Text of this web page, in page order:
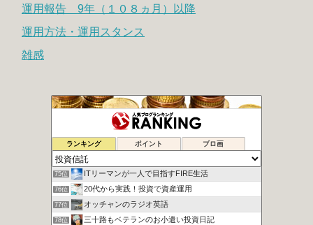
運用報告 9年（１０８ヵ月）以降
運用方法・運用スタンス
雑感
ランキング ポイント ブロ画
73位 シュウの２０代副業で１００万円への道
74位 地道にぽちぽちポイント長者
75位 ITリーマンが一人で目指すFIRE生活
76位 20代から実践！投資で資産運用
77位 オッチャンのラジオ英語
78位 三十路もベテランのお小遣い投資日記